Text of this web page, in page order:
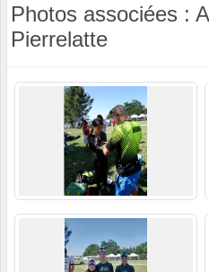
Photos associées :
Pierrelatte